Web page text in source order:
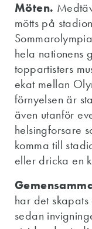
Möten.
mötts på
hela nationens
toppartisters
ekat mellan
förnyelsen är
även utanför
helsingforsare
komma till
eller dricka en
har det
sedan